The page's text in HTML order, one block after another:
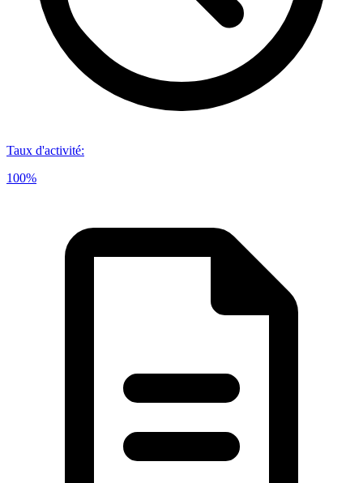
Taux d'activité:
100%